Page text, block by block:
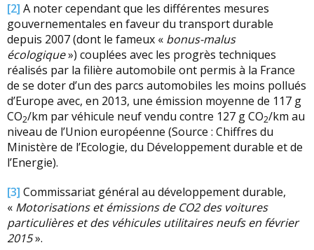
[2] A noter cependant que les différentes mesures
gouvernementales en faveur du transport durable
depuis 2007 (dont le fameux « bonus-malus
écologique») couplées avec les progrès techniques
réalisés par la filière automobile ont permis à la France
de se doter d’un des parcs automobiles les moins pollués
d’Europe avec, en 2013, une émission moyenne de 117 g
CO2/km par véhicule neuf vendu contre 127 g CO2/km au
niveau de l’Union européenne (Source : Chiffres du
Ministère de l’Ecologie, du Développement durable et de
l’Energie).
[3] Commissariat général au développement durable,
« Motorisations et émissions de CO2 des voitures
particulières et des véhicules utilitaires neufs en février
2015».